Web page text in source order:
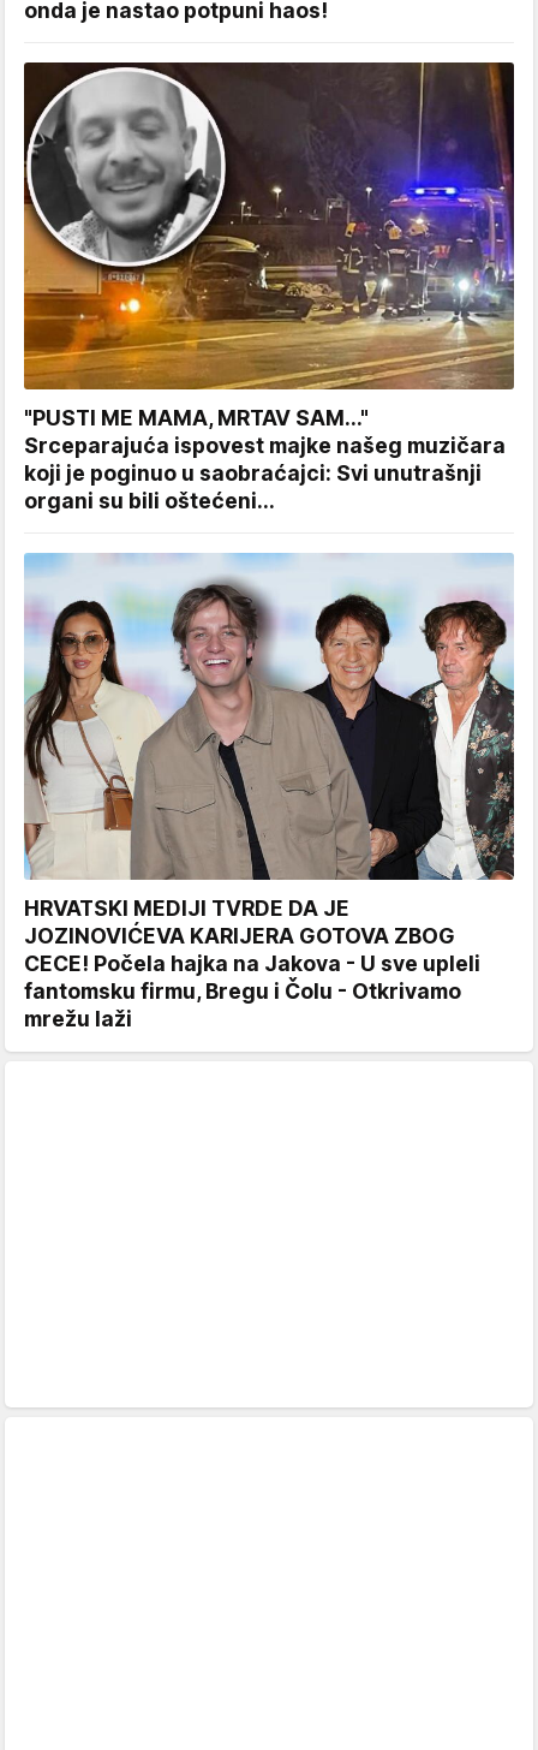
onda je nastao potpuni haos!
"PUSTI ME MAMA, MRTAV SAM..."
Srceparajuća ispovest majke našeg muzičara
koji je poginuo u saobraćajci: Svi unutrašnji
organi su bili oštećeni...
HRVATSKI MEDIJI TVRDE DA JE
JOZINOVIĆEVA KARIJERA GOTOVA ZBOG
CECE! Počela hajka na Jakova - U sve upleli
fantomsku firmu, Bregu i Čolu - Otkrivamo
mrežu laži